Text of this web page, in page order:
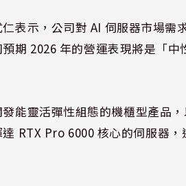
表示，公司對 AI 伺服器市場需
期 2026 年的營運表現將是「
能靈活彈性組態的機櫃型產品
RTX Pro 6000 核心的伺服器